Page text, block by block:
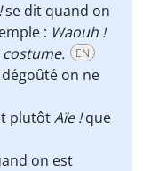
se dit quand on
: Waouh !
EN
on ne
plutôtAïe !que
on est